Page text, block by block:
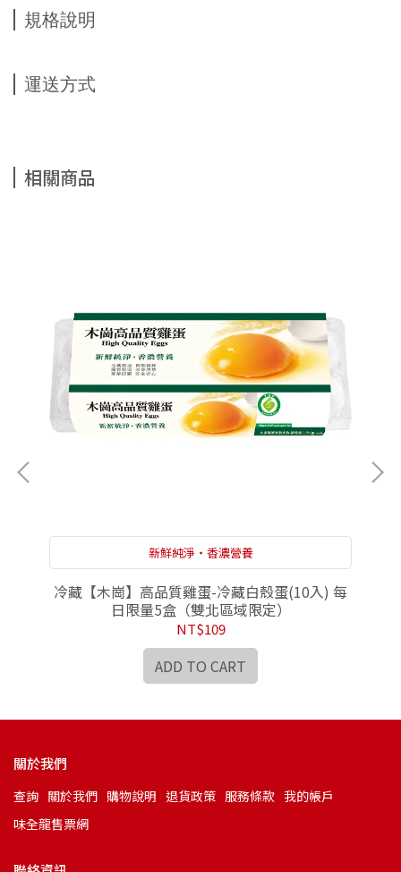
規格說明
運送方式
相關商品
新鮮純淨‧香濃營養
冷藏【木崗】高品質雞蛋-冷藏白殼蛋(10入) 每
日限量5盒（雙北區域限定）
NT$109
ADD TO CART
關於我們
查詢 關於我們 購物說明 退貨政策 服務條款 我的帳戶
味全龍售票網